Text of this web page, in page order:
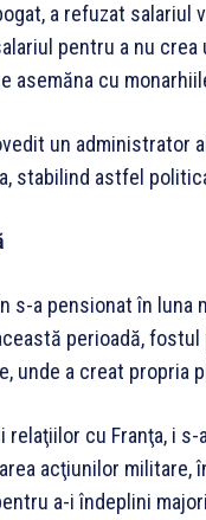
a refuzat
pentru a nu
asemăna cu
un administrator
stabilind astfel
s-a pensionat în
perioadă,
unde a creat propria
relaţiilor cu Franţa, i
acţiunilor militare,
a-i îndeplini